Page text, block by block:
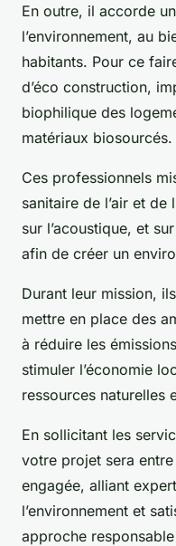
En outre, il accorde
l’environnement, au
habitants. Pour ce
d’éco construction,
biophilique des
matériaux biosourcés.
Ces professionnels
sanitaire de l’air et de
sur l’acoustique, et
afin de créer un
Durant leur mission,
mettre en place des
à réduire les
stimuler l’économie
ressources naturelles
En sollicitant les
votre projet sera entre
engagée, alliant
l’environnement et
approche